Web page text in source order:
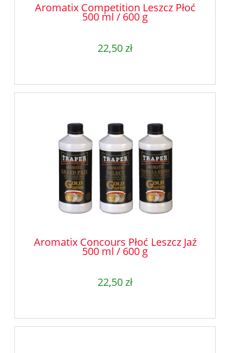
Aromatix Competition Leszcz Płoć
500 ml / 600 g
22,50 zł
Aromatix Concours Płoć Leszcz Jaź
500 ml / 600 g
22,50 zł